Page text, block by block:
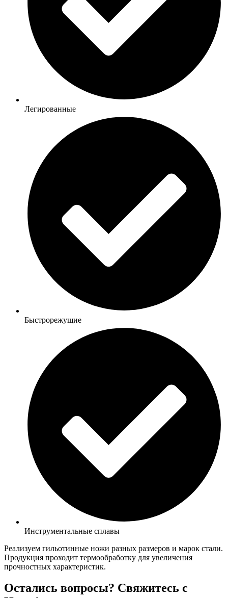
Легированные
Быстрорежущие
Инструментальные сплавы
Реализуем гильотинные ножи разных размеров и марок стали.
Продукция проходит термообработку для увеличения
прочностных характеристик.
Остались вопросы? Свяжитесь с